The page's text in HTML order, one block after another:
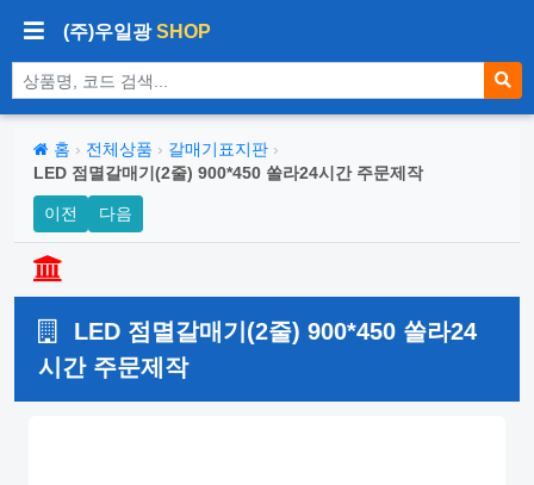
(주)우일광SHOP
상품 검색
홈 › 전체상품 › 갈매기표지판 ›
LED 점멸갈매기(2줄) 900*450 쏠라24시간 주문제작
이전 다음
LED 점멸갈매기(2줄) 900*450 쏠라24
시간 주문제작